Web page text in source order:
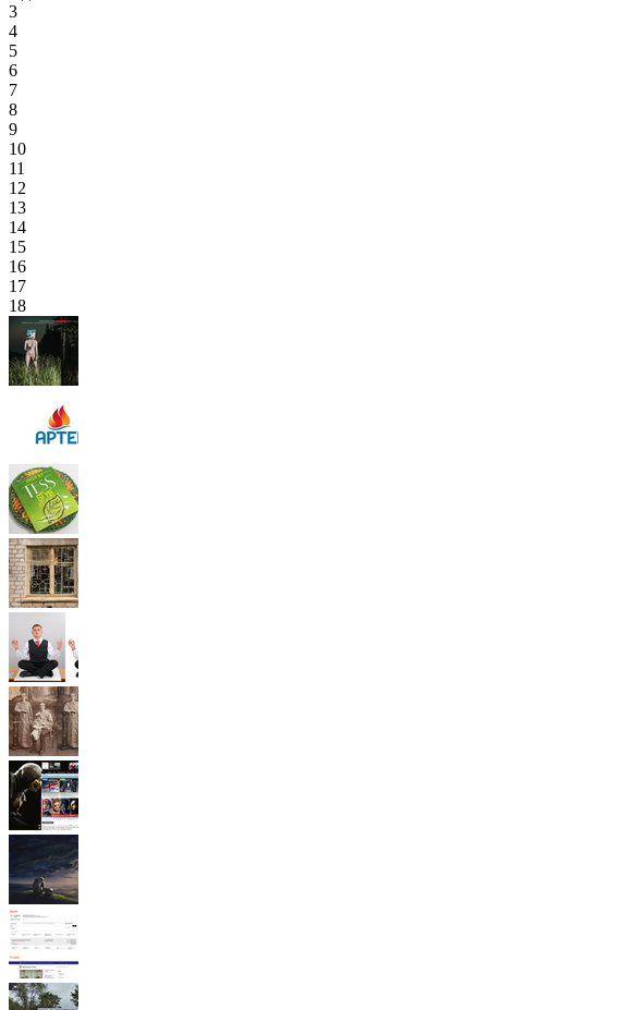
3
4
5
6
7
8
9
10
11
12
13
14
15
16
17
18